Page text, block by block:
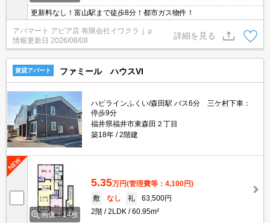
更新料なし！富山駅まで徒歩8分！都市ガス物件！
アパマート アピア店 有限会社イワクラｊｐ
情報更新日 2026/08/08
詳細を見る
賃貸アパート ファミール ハウスVI
ハピラインふくい/森田駅 バス6分 三ケ村下車：
停歩9分
福井県福井市東森田２丁目
築18年
2階建
画像：14枚
5.35万円(管理費等：4,100円)
敷
なし 礼
63,500円
2階
2LDK 60.95m²